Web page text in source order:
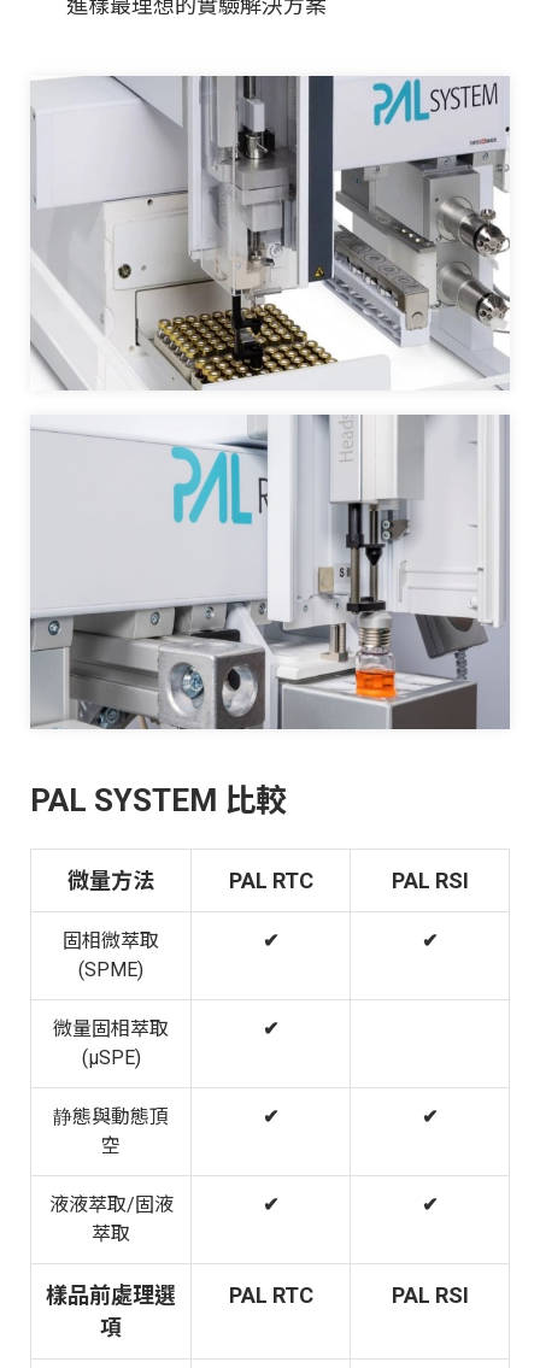
進樣最理想的實驗解決方案
PAL SYSTEM 比較
微量方法 PAL RTC PAL RSI
固相微萃取
(SPME)
✔ ✔
微量固相萃取
(μSPE)
✔
静態與動態頂
空
✔ ✔
液液萃取/固液
萃取
✔ ✔
樣品前處理選
項
PAL RTC PAL RSI